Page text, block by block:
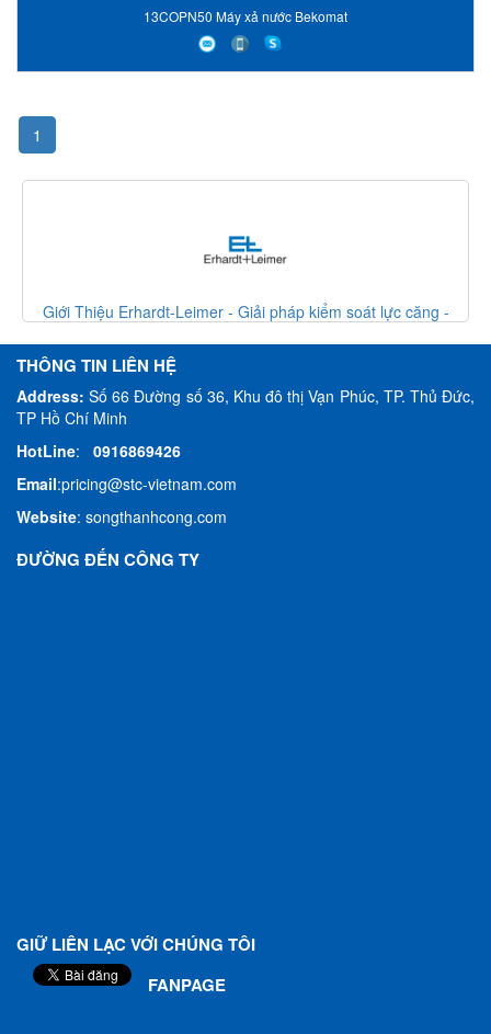
13COPN50 Máy xả nước Bekomat
1
căng -
Giới Thiệu Erhardt-Leimer - Giải pháp kiểm soát lực
THÔNG TIN LIÊN HỆ
Address:Số 66 Đường số 36, Khu đô thị Vạn Phúc, TP. Thủ Đức,
TP Hồ Chí Minh
HotLine: 0916869426
Email:pricing@stc-vietnam.com
Website: songthanhcong.com
ĐƯỜNG ĐẾN CÔNG TY
GIỮ LIÊN LẠC VỚI CHÚNG TÔI
FANPAGE